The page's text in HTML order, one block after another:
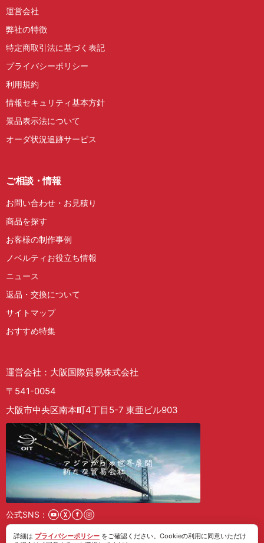
運営会社
弊社の特徴
特定商取引法に基づく表記
プライバシーポリシー
利用規約
情報セキュリティ基本方針
景品表示法について
オーダ状況追跡サービス
ご相談・情報
お問い合わせ・お見積り
商品を探す
お客様の制作事例
ノベルティお役立ち情報
ニュース
返品・交換について
サイトマップ
おすすめ特集
運営会社：大阪国際貿易株式会社
〒541-0054
大阪市中央区南本町4丁目5-7 東亜ビル903
公式SNS：
採用情報
詳細は プライバシーポリシー をご確認ください。Cookieの利用に同意いただけ